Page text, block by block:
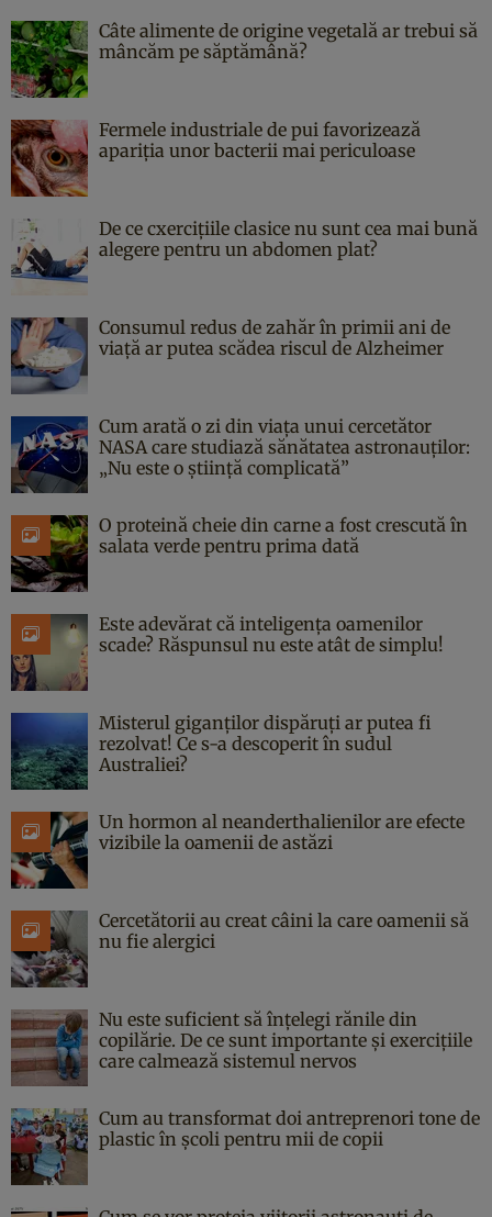
Câte alimente de origine vegetală ar trebui să
mâncăm pe săptămână?
Fermele industriale de pui favorizează
apariția unor bacterii mai periculoase
De ce cxercițiile clasice nu sunt cea mai bună
alegere pentru un abdomen plat?
Consumul redus de zahăr în primii ani de
viață ar putea scădea riscul de Alzheimer
Cum arată o zi din viața unui cercetător
NASA care studiază sănătatea astronauților:
„Nu este o știință complicată”
O proteină cheie din carne a fost crescută în
salata verde pentru prima dată
Este adevărat că inteligența oamenilor
scade? Răspunsul nu este atât de simplu!
Misterul giganților dispăruți ar putea fi
rezolvat! Ce s-a descoperit în sudul
Australiei?
Un hormon al neanderthalienilor are efecte
vizibile la oamenii de astăzi
Cercetătorii au creat câini la care oamenii să
nu fie alergici
Nu este suficient să înțelegi rănile din
copilărie. De ce sunt importante și exercițiile
care calmează sistemul nervos
Cum au transformat doi antreprenori tone de
plastic în școli pentru mii de copii